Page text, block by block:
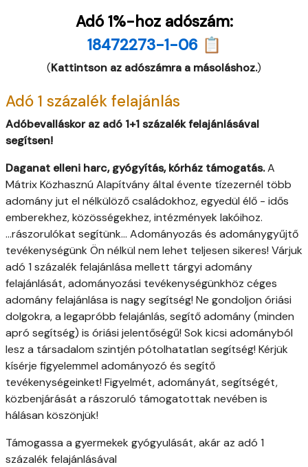
Adó 1%-hoz adószám:
18472273-1-06 📋
(Kattintson az adószámra a másoláshoz.)
Adó 1 százalék felajánlás
Adóbevalláskor az adó 1+1 százalék felajánlásával
segítsen!
Daganat elleni harc, gyógyítás, kórház támogatás.A
Mátrix Közhasznú Alapítvány által évente tízezernél több
adomány jut el nélkülöző családokhoz, egyedül élő - idős
emberekhez, közösségekhez, intézmények lakóihoz.
...rászorulókat segítünk... Adományozás és adománygyűjtő
tevékenységünk Ön nélkül nem lehet teljesen sikeres! Várjuk
adó 1 százalék felajánlása mellett tárgyi adomány
felajánlását, adományozási tevékenységünkhöz céges
adomány felajánlása is nagy segítség! Ne gondoljon óriási
dolgokra, a legapróbb felajánlás, segítő adomány (minden
apró segítség) is óriási jelentőségű! Sok kicsi adományból
lesz a társadalom szintjén pótolhatatlan segítség! Kérjük
kísérje figyelemmel adományozó és segítő
tevékenységeinket! Figyelmét, adományát, segítségét,
közbenjárását a rászoruló támogatottak nevében is
hálásan köszönjük!
Támogassa a gyermekek gyógyulását, akár az adó 1
százalék felajánlásával